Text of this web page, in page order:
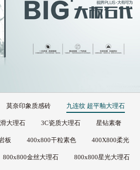
莫奈印象质感砖 九连纹 超平釉大理石
大理石 3C瓷质大理石 星钻素奢
板 400x800干粒素色 400X800柔光
800x800金丝大理石 800x800星光大理石